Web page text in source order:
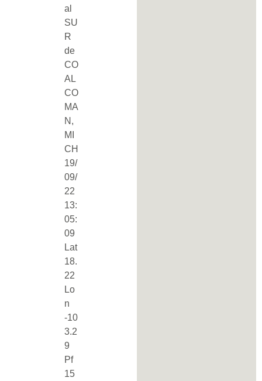
al
SU
R
de
CO
AL
CO
MA
N,
MI
CH
19/
09/
22
13:
05:
09
Lat
18.
22
Lo
n
-10
3.2
9
Pf
15